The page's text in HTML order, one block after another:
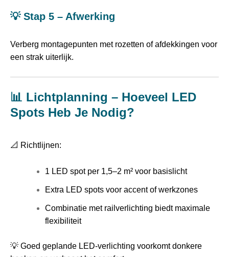
💡 Stap 5 – Afwerking
Verberg montagepunten met rozetten of afdekkingen voor
een strak uiterlijk.
📊 Lichtplanning – Hoeveel LED
Spots Heb Je Nodig?
📐 Richtlijnen:
1 LED spot per 1,5–2 m² voor basislicht
Extra LED spots voor accent of werkzones
Combinatie met railverlichting biedt maximale
flexibiliteit
💡 Goed geplande LED-verlichting voorkomt donkere